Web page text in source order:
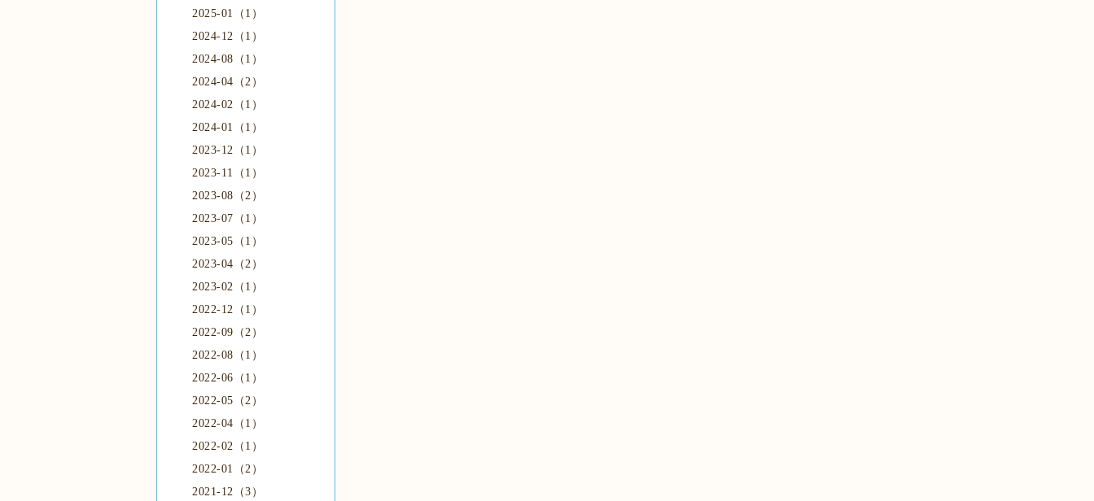
2025-01（1）
2024-12（1）
2024-08（1）
2024-04（2）
2024-02（1）
2024-01（1）
2023-12（1）
2023-11（1）
2023-08（2）
2023-07（1）
2023-05（1）
2023-04（2）
2023-02（1）
2022-12（1）
2022-09（2）
2022-08（1）
2022-06（1）
2022-05（2）
2022-04（1）
2022-02（1）
2022-01（2）
2021-12（3）